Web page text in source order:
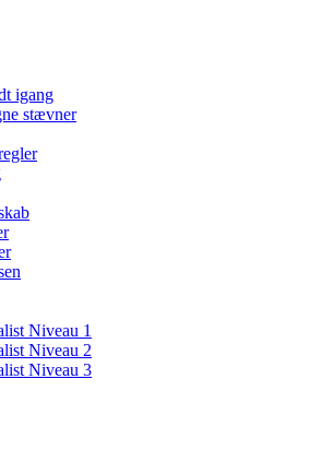
igang
stævner
Niveau 1
Niveau 2
Niveau 3